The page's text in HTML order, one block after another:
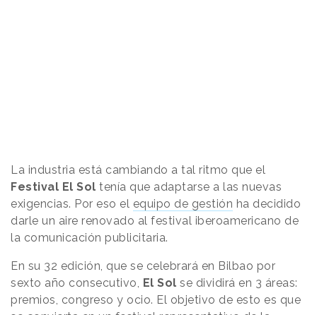
La industria está cambiando a tal ritmo que el
Festival El Sol tenía que adaptarse a las nuevas
exigencias. Por eso el equipo de gestión ha decidido
darle un aire renovado al festival iberoamericano de
la comunicación publicitaria.
En su 32 edición, que se celebrará en Bilbao por
sexto año consecutivo, El Sol se dividirá en 3 áreas:
premios, congreso y ocio. El objetivo de esto es que